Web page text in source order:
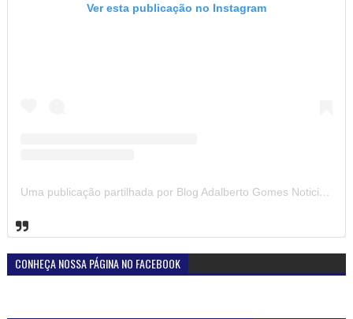
Ver esta publicação no Instagram
Uma publicação partilhada por Blog Adalberto Gomes Noticias (@blogadalbertogomesnoticiass)
CONHEÇA NOSSA PÁGINA NO FACEBOOK